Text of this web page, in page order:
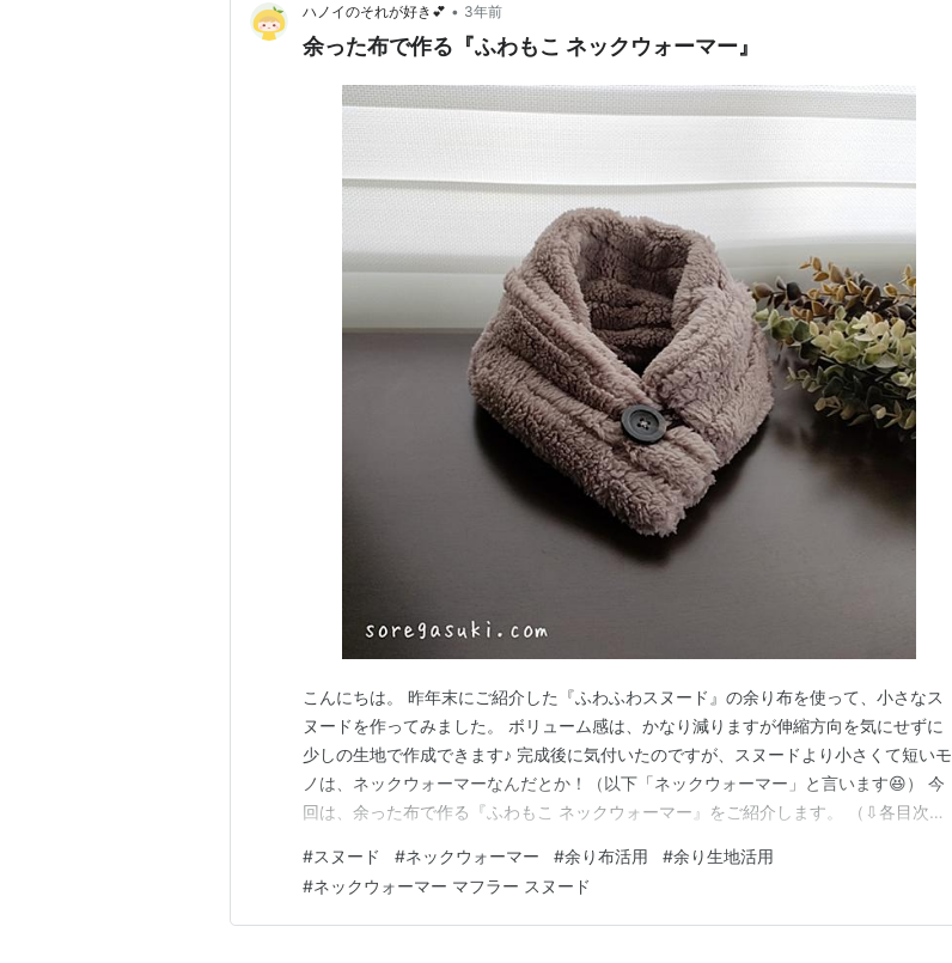
ハノイのそれが好き💕 • 3年前
余った布で作る『ふわもこ ネックウォーマー』
こんにちは。 昨年末にご紹介した『ふわふわスヌード』の余り布を使って、小さなス
ヌードを作ってみました。 ボリューム感は、かなり減りますが伸縮方向を気にせずに
少しの生地で作成できます♪ 完成後に気付いたのですが、スヌードより小さくて短いモ
ノは、ネックウォーマーなんだとか！（以下「ネックウォーマー」と言います😆） 今
回は、余った布で作る『ふわもこ ネックウォーマー』をご紹介します。 （⇩各目次
わふわ スヌード 先ずは、以前作成した『ふわふわスヌード』のご紹介から♪ ☟ こちら
もどうぞ♪ www.soregasuk…
#スヌード #ネックウォーマー #余り布活用 #余り生地活用
#ネックウォーマー マフラー スヌード